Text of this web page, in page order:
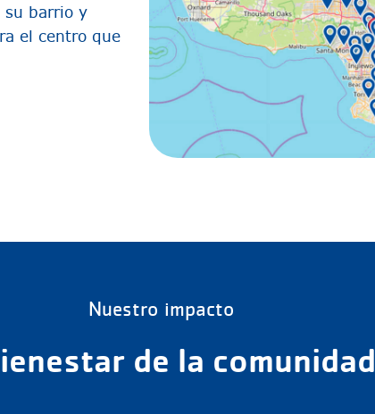
su barrio y
el centro que
Nuestro impacto
de la comunidad